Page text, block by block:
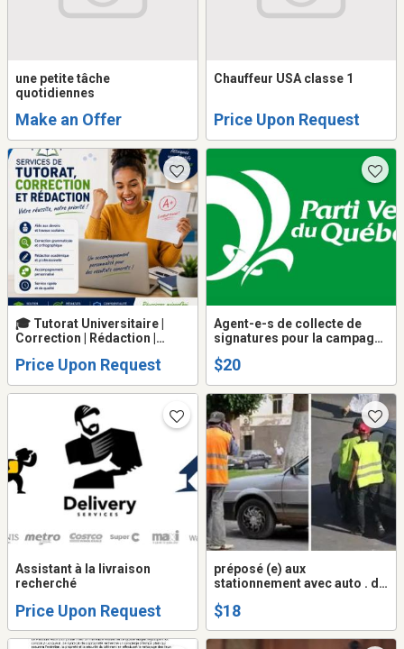
une petite tâche
quotidiennes
Make an Offer
Chauffeur USA classe 1
Price Upon Request
🎓 Tutorat Universitaire |
Correction | Rédaction |
15+ ans d'expérience
Price Upon Request
Agent-e-s de collecte de
signatures pour la campagne
$20
Assistant à la livraison
recherché
Price Upon Request
préposé (e) aux
stationnement avec auto . de
semaine
$18